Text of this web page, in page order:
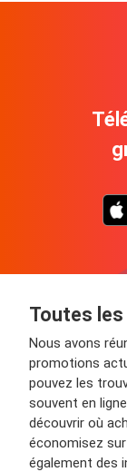
Toutes
Nous avons
promotions
pouvez les
souvent en
découvrir où
économisez
également des